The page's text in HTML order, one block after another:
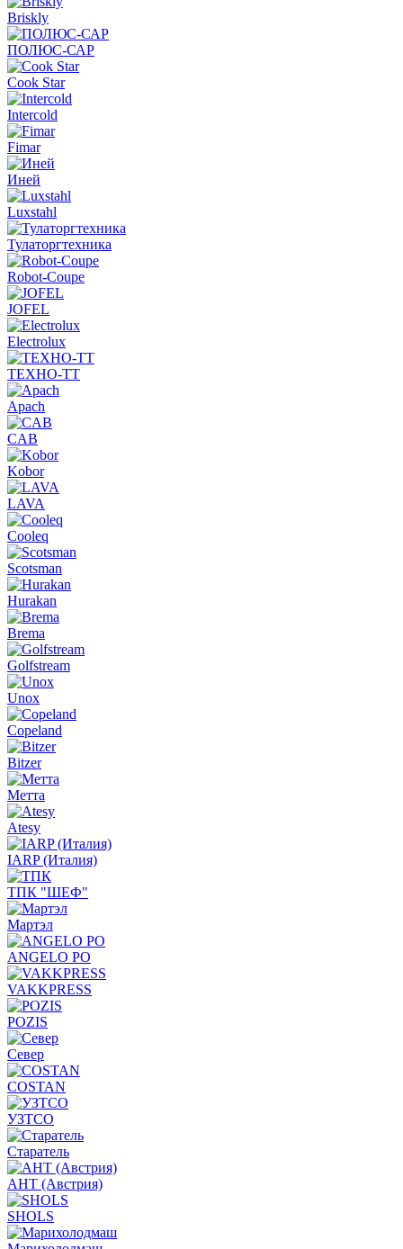
Briskly
ПОЛЮС-САР
Cook Star
Intercold
Fimar
Иней
Luxstahl
Тулаторгтехника
Robot-Coupe
JOFEL
Electrolux
ТЕХНО-ТТ
Apach
CAB
Kobor
LAVA
Cooleq
Scotsman
Hurakan
Brema
Golfstream
Unox
Copeland
Bitzer
Метта
Atesy
IARP (Италия)
ТПК "ШЕФ"
Мартэл
ANGELO PO
VAKKPRESS
POZIS
Север
COSTAN
УЗТСО
Старатель
АНТ (Австрия)
SHOLS